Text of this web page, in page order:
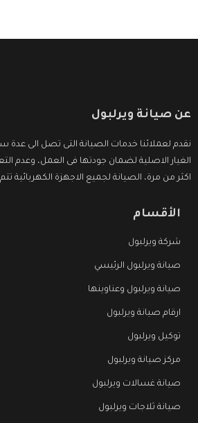
عن صيانة ويرلبول
نقدم لعملائنا خدمات الصيانة التى تصل الى
الغيار الاصلية لضمان جودتها فى العمل، وعدم
اكثر من مرة، الصيانة لجميع الاجهزة الكهربائية
الأقسام
شركة ويرلبول
صيانة ويرلبول الرئيسي
صيانة ويرلبول وعناوينها
ارقام صيانة ويرلبول
توكيل ويرلبول
مركز صيانة ويرلبول
صيانة غسالات ويرلبول
صيانة ثلاجات ويرلبول